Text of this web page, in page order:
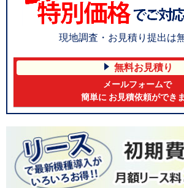
現地調査・お見積り提出は
無料お見積り
メールフォームで
簡単に お見積依頼ができ